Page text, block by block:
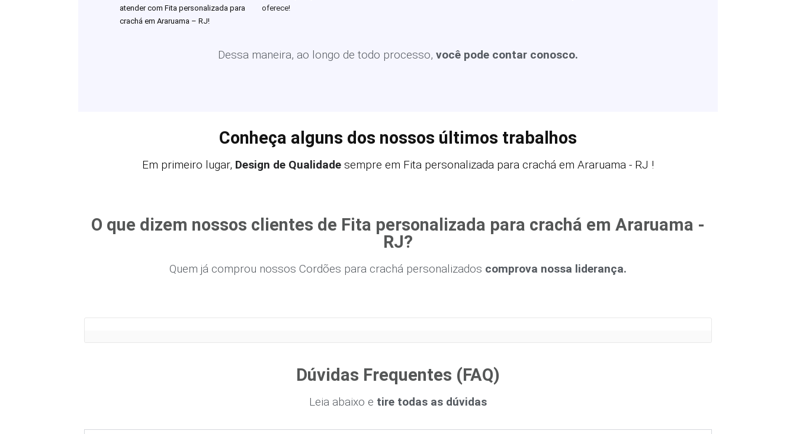
atender com Fita personalizada para
crachá em Araruama – RJ!
oferece!
Dessa maneira, ao longo de todo processo, você pode contar conosco.
Conheça alguns dos nossos últimos trabalhos
Em primeiro lugar, Design de Qualidade sempre em Fita personalizada para crachá em Araruama - RJ !
O que dizem nossos clientes de Fita personalizada para crachá em Araruama -
RJ?
Quem já comprou nossos Cordões para crachá personalizados comprova nossa liderança.
Dúvidas Frequentes (FAQ)
Leia abaixo e tire todas as dúvidas